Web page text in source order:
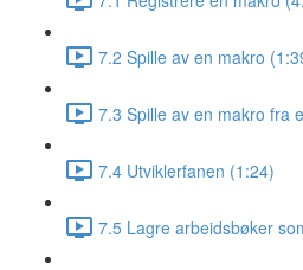
7.2 Spille av en makro
7.3 Spille av en makro fra
7.4 Utviklerfanen (1:24)
7.5 Lagre arbeidsbøker